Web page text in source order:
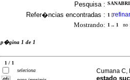
Pesquisa :
Refer�ncias encontradas : 1 [refinar
Mostrando: 1 .. 1 no
p�gina 1 de 1
1 / 1
seleciona
Cumana C,
estado